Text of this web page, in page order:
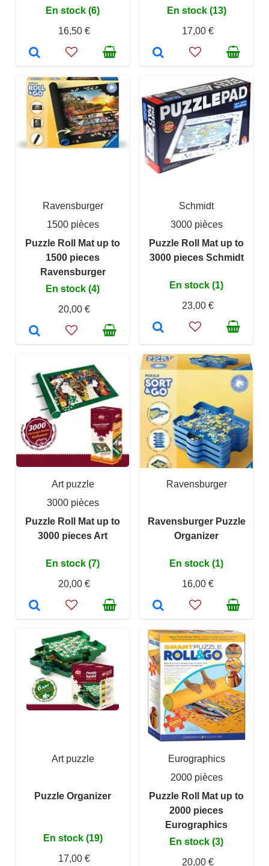
En stock (6)
16,50 €
En stock (13)
17,00 €
Ravensburger
1500 pièces
Puzzle Roll Mat up to
1500 pieces
Ravensburger
En stock (4)
20,00 €
Schmidt
3000 pièces
Puzzle Roll Mat up to
3000 pieces Schmidt
En stock (1)
23,00 €
Art puzzle
3000 pièces
Puzzle Roll Mat up to
3000 pieces Art
En stock (7)
20,00 €
Ravensburger
Ravensburger Puzzle
Organizer
En stock (1)
16,00 €
Art puzzle
Puzzle Organizer
En stock (19)
17,00 €
Eurographics
2000 pièces
Puzzle Roll Mat up to
2000 pieces
Eurographics
En stock (3)
20,00 €